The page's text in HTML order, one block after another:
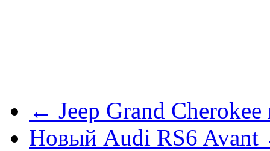
← Jeep Grand Cherokee
Новый Audi RS6